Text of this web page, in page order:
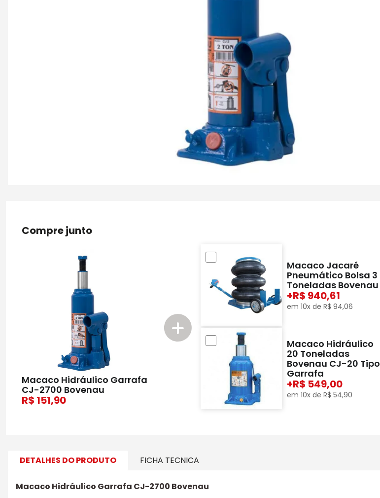
Compre junto
Macaco Hidráulico Garrafa
CJ-2700 Bovenau
151,90
Macaco Jacaré
Pneumático Bolsa 3
Toneladas Bovenau
+ 940,61
em10x deR$ 94,06
Macaco Hidráulico
20 Toneladas
Bovenau CJ-20 Tipo
Garrafa
+ 549,00
em10x deR$ 54,90
DETALHES DO PRODUTO FICHA TECNICA
Macaco Hidráulico Garrafa CJ-2700 Bovenau